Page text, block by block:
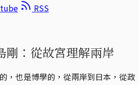
RSS
剛：從故宮理解兩岸
，也是博學的，從兩岸到日本，從政